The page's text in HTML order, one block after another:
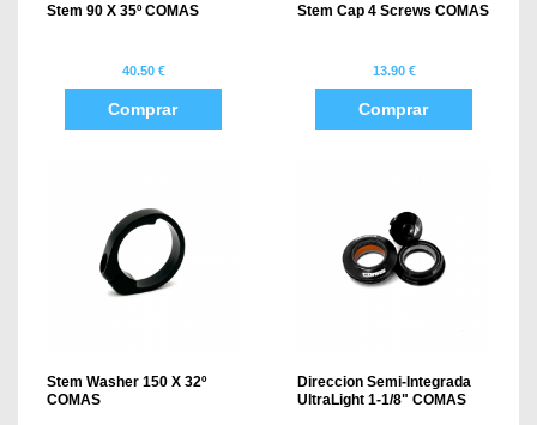
Stem 90 X 35º COMAS
40.50 €
Comprar
Stem Cap 4 Screws COMAS
13.90 €
Comprar
Stem Washer 150 X 32º
COMAS
Direccion Semi-Integrada
UltraLight 1-1/8" COMAS